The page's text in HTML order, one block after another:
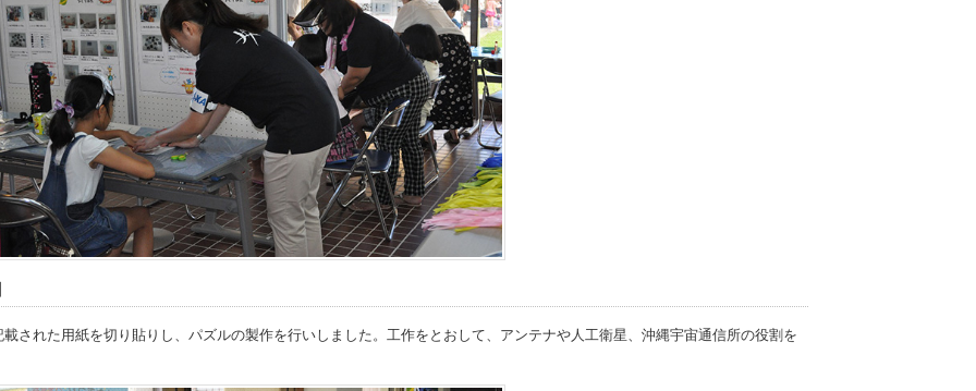
された用紙を切り貼りし、パズルの製作を行いしました。工作をとおして、アンテナや人工衛星、沖縄宇宙通信所の役割を